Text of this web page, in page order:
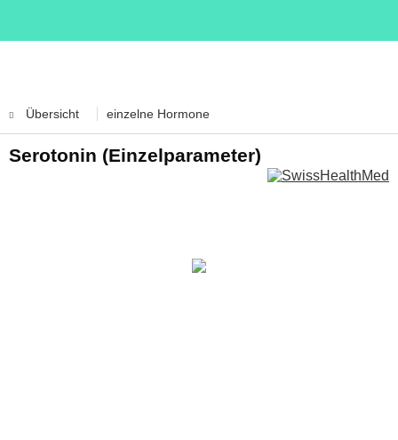
Übersicht einzelne Hormone
Serotonin (Einzelparameter)